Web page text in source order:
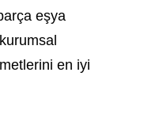
eşya
en iyi